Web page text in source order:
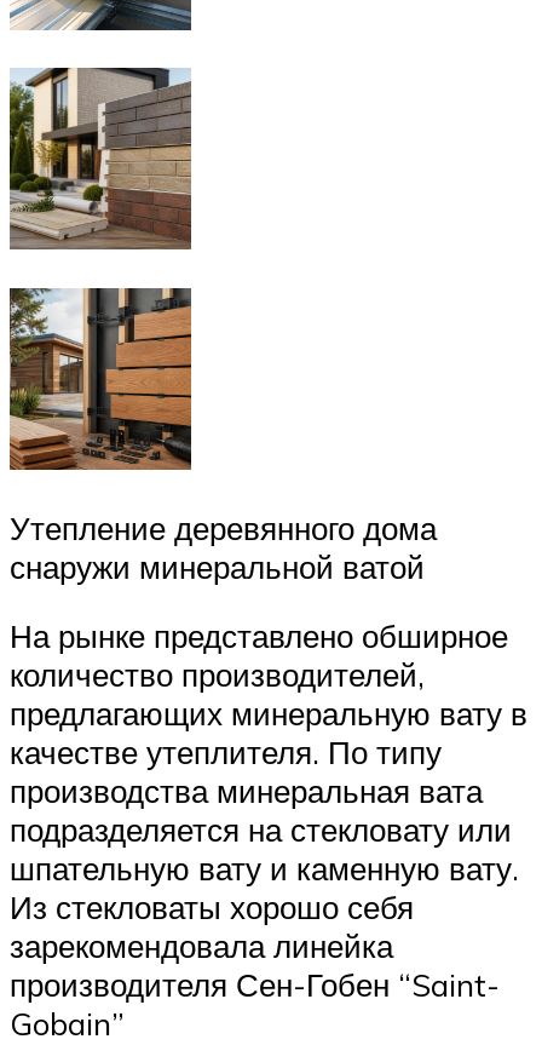
Утепление деревянного дома
снаружи минеральной ватой
На рынке представлено обширное
количество производителей,
предлагающих минеральную вату в
качестве утеплителя. По типу
производства минеральная вата
подразделяется на стекловату или
шпательную вату и каменную вату.
Из стекловаты хорошо себя
зарекомендовала линейка
производителя Сен-Гобен “Saint-
Gobain”